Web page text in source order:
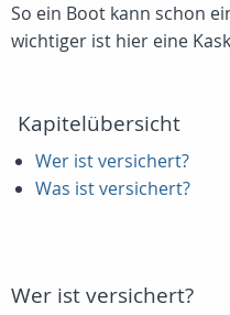
So ein Boot kann schon
wichtiger ist hier eine
Kapitelübersicht
Wer ist versichert?
Was ist versichert?
Wer ist versichert?